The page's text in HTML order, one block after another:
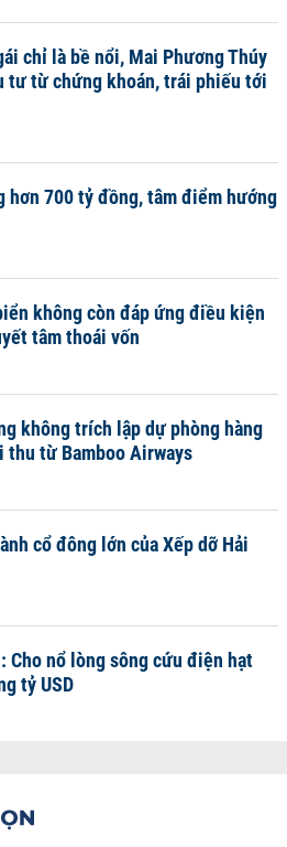
chỉ là bề nổi, Mai Phương Thúy
tư từ chứng khoán, trái phiếu tới
hơn 700 tỷ đồng, tâm điểm hướng
không còn đáp ứng điều kiện
tâm thoái vốn
không trích lập dự phòng hàng
thu từ Bamboo Airways
cổ đông lớn của Xếp dỡ Hải
Cho nổ lòng sông cứu điện hạt
tỷ USD